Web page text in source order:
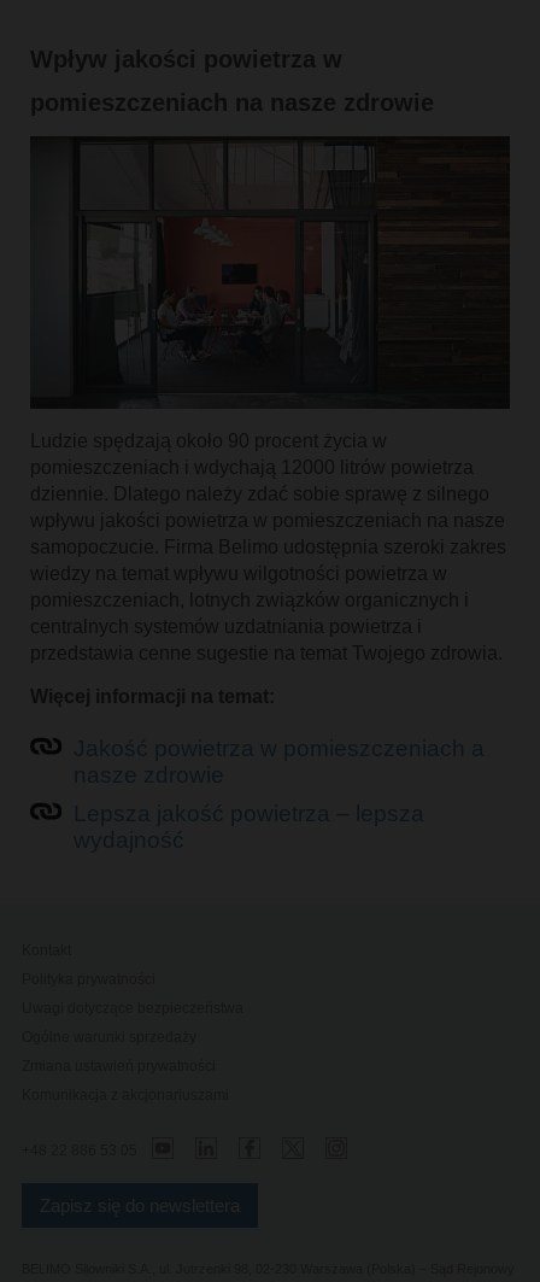
Wpływ jakości powietrza w
pomieszczeniach na nasze zdrowie
Ludzie spędzają około 90 procent życia w
pomieszczeniach i wdychają 12000 litrów powietrza
dziennie. Dlatego należy zdać sobie sprawę z silnego
wpływu jakości powietrza w pomieszczeniach na nasze
samopoczucie. Firma Belimo udostępnia szeroki zakres
wiedzy na temat wpływu wilgotności powietrza w
pomieszczeniach, lotnych związków organicznych i
centralnych systemów uzdatniania powietrza i
przedstawia cenne sugestie na temat Twojego zdrowia.
Więcej informacji na temat: